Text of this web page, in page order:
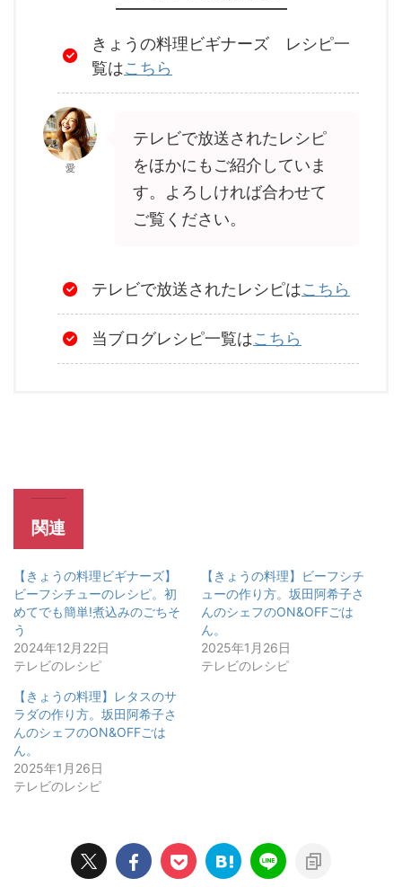
きょうの料理ビギナーズ レシピ一
覧はこちら
愛
テレビで放送されたレシピ
をほかにもご紹介していま
す。よろしければ合わせて
ご覧ください。
テレビで放送されたレシピはこちら
当ブログレシピ一覧はこちら
関連
【きょうの料理ビギナーズ】
ビーフシチューのレシピ。初
めてでも簡単!煮込みのごちそ
う
2024年12月22日
テレビのレシピ
【きょうの料理】ビーフシチ
ューの作り方。坂田阿希子さ
んのシェフのON&OFFごは
ん。
2025年1月26日
テレビのレシピ
【きょうの料理】レタスのサ
ラダの作り方。坂田阿希子さ
んのシェフのON&OFFごは
ん。
2025年1月26日
テレビのレシピ